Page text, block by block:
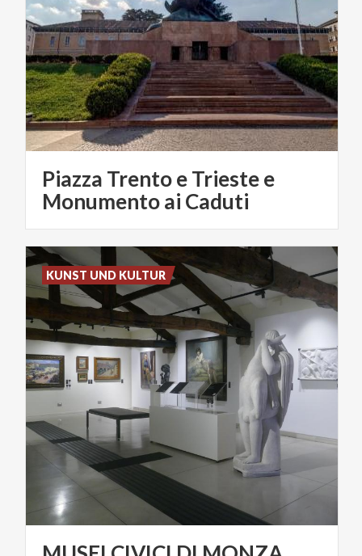
Piazza Trento e Trieste e
Monumento ai Caduti
KUNST UND KULTUR